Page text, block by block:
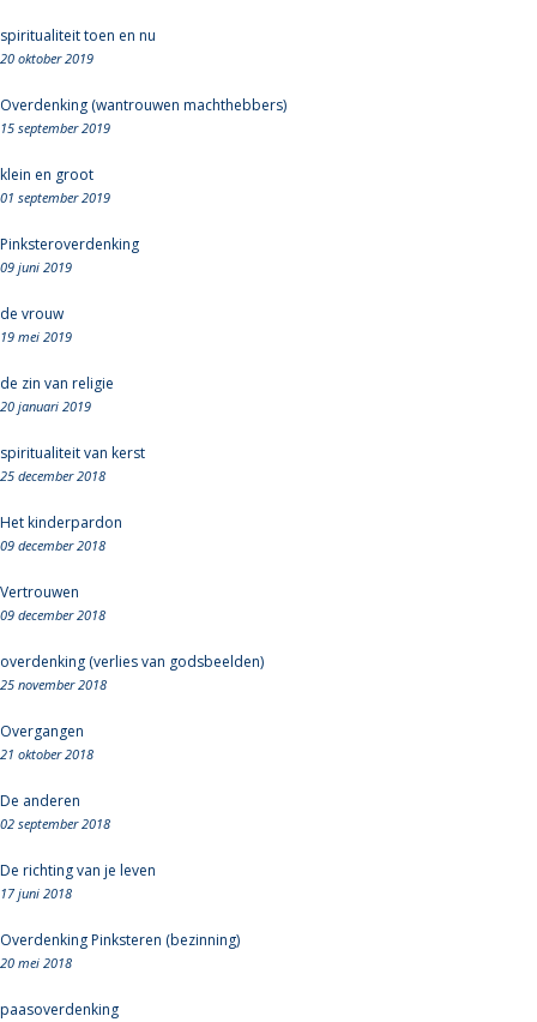
spiritualiteit toen en nu
20 oktober 2019
Overdenking (wantrouwen machthebbers)
15 september 2019
klein en groot
01 september 2019
Pinksteroverdenking
09 juni 2019
de vrouw
19 mei 2019
de zin van religie
20 januari 2019
spiritualiteit van kerst
25 december 2018
Het kinderpardon
09 december 2018
Vertrouwen
09 december 2018
overdenking (verlies van godsbeelden)
25 november 2018
Overgangen
21 oktober 2018
De anderen
02 september 2018
De richting van je leven
17 juni 2018
Overdenking Pinksteren (bezinning)
20 mei 2018
paasoverdenking